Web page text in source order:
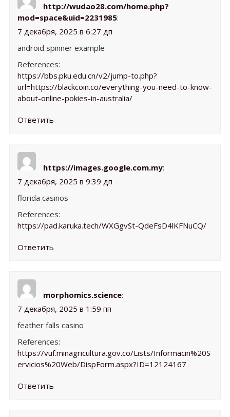
http://wudao28.com/home.php?
mod=space&uid=2231985:
7 декабря, 2025 в 6:27 дп
android spinner example
References:
https://bbs.pku.edu.cn/v2/jump-to.php?
url=https://blackcoin.co/everything-you-need-to-know-
about-online-pokies-in-australia/
Ответить
https://images.google.com.my:
7 декабря, 2025 в 9:39 дп
florida casinos
References:
https://pad.karuka.tech/WXGgvSt-QdeFsD4lKFNuCQ/
Ответить
morphomics.science:
7 декабря, 2025 в 1:59 пп
feather falls casino
References:
https://vuf.minagricultura.gov.co/Lists/Informacin%20S
ervicios%20Web/DispForm.aspx?ID=12124167
Ответить